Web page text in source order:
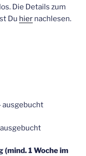
Die Details zum
Du hier nachlesen.
ausgebucht
1 Woche im